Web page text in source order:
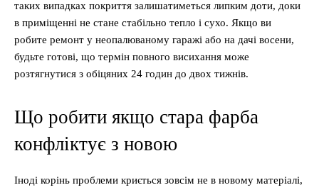
таких випадках покриття залишатиметься липким доти, доки
в приміщенні не стане стабільно тепло і сухо. Якщо ви
робите ремонт у неопалюваному гаражі або на дачі восени,
будьте готові, що термін повного висихання може
розтягнутися з обіцяних 24 годин до двох тижнів.
Що робити якщо стара фарба
конфліктує з новою
Іноді корінь проблеми криється зовсім не в новому матеріалі,